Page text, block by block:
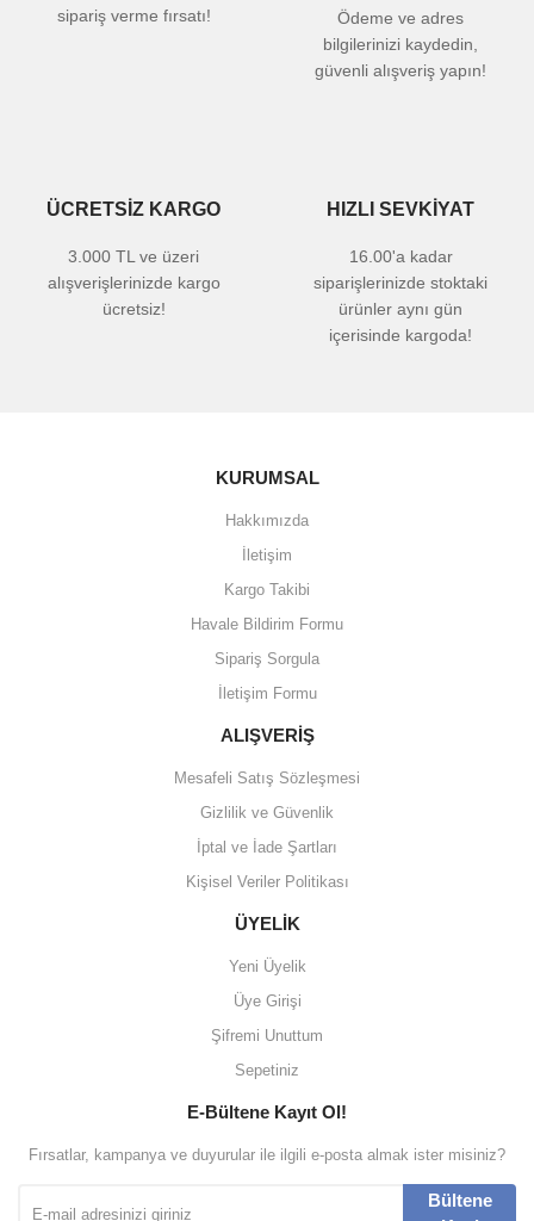
sipariş verme fırsatı!
Ödeme ve adres
bilgilerinizi kaydedin,
güvenli alışveriş yapın!
ÜCRETSİZ KARGO
3.000 TL ve üzeri
alışverişlerinizde kargo
ücretsiz!
HIZLI SEVKİYAT
16.00'a kadar
siparişlerinizde stoktaki
ürünler aynı gün
içerisinde kargoda!
KURUMSAL
Hakkımızda
İletişim
Kargo Takibi
Havale Bildirim Formu
Sipariş Sorgula
İletişim Formu
ALIŞVERİŞ
Mesafeli Satış Sözleşmesi
Gizlilik ve Güvenlik
İptal ve İade Şartları
Kişisel Veriler Politikası
ÜYELİK
Yeni Üyelik
Üye Girişi
Şifremi Unuttum
Sepetiniz
E-Bültene Kayıt Ol!
Fırsatlar, kampanya ve duyurular ile ilgili e-posta almak ister misiniz?
Bültene